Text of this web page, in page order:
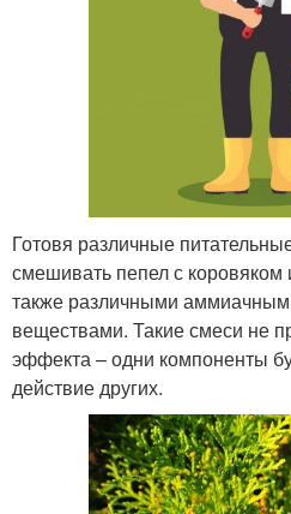
Готовя различные
смешивать пепел с
также различными
веществами. Такие смеси не
эффекта – одни компоненты
действие других.